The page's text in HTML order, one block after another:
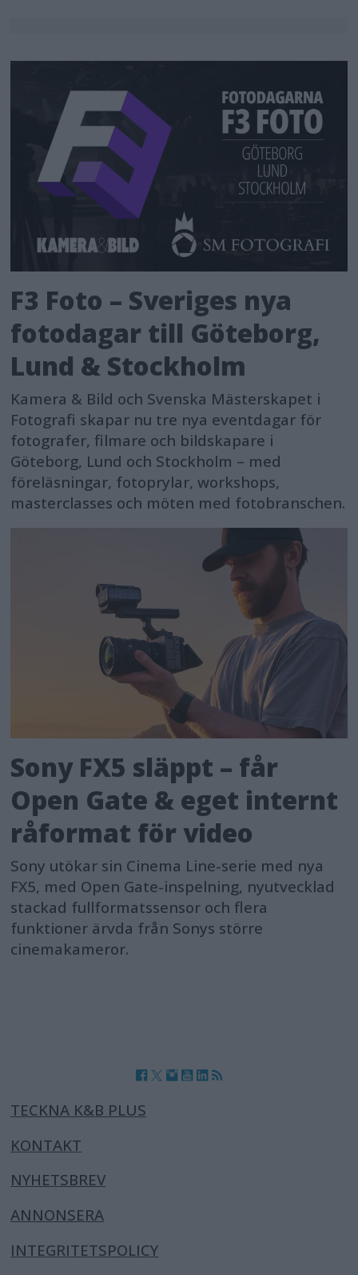
F3 Foto – Sveriges nya
fotodagar till Göteborg,
Lund & Stockholm
Kamera & Bild och Svenska Mästerskapet i
Fotografi skapar nu tre nya eventdagar för
fotografer, filmare och bildskapare i
Göteborg, Lund och Stockholm – med
föreläsningar, fotoprylar, workshops,
masterclasses och möten med fotobranschen.
Sony FX5 släppt – får
Open Gate & eget internt
råformat för video
Sony utökar sin Cinema Line-serie med nya
FX5, med Open Gate-inspelning, nyutvecklad
stackad fullformatssensor och flera
funktioner ärvda från Sonys större
cinemakameror.
TECKNA K&B PLUS
KONTAKT
NYHETSBREV
ANNONSERA
INTEGRITETSPOLICY